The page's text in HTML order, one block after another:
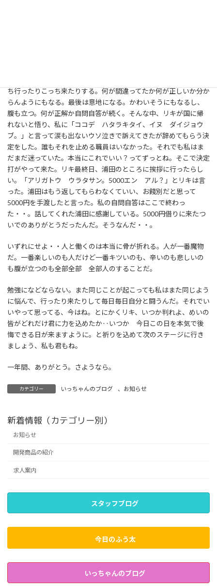
ち行ったりこっち来たりする。何が間違ってたか何が正しいか分か
らんようにもなる。最後は意地になる。かわいそうにもなるし、
腹も立つ。何が正解か自問自答が続く。そんな中、リキが国に帰
れないと悟り、私に「ココデ ハタラキタイ、イヌ ダイジョウ
ブ。」と言って涙も出ないウソ泣きで訴えてきたが辞めてもらう決
定をした。誰もそれを止める職員はいなかった。それでも私はま
だまだ迷っていた。本当にこれでいい？ってずっとね。そこで決定
打がやって来た。リキ最終日、浦田のところに挨拶に行ったらし
い。「アリガトウ ウラタサン。5000エン アル？」とリキは言
った。浦田はもう返してもらわなくていい、お餞別だと思って
5000円を手渡したと言った。私の自問自答はここで終わっ
た・・。話してくれた浦田に感謝している。5000円借りに来たつ
いでのありがとうだったんだ。そうなんだ・・。
いずれにせよ・・人と働くのは本当に骨が折れる。人が一番魔物
だ。一番楽しいのも人だけど一番キツいのも、辛いのも悲しいの
も腹が立つのも全部全部 全部人のすることだ。
勉強になどならない。また同じことが起こっても私はまた同じよう
に悩んで、行ったり来たりして毎日毎日自分と闘うんだ。それでい
いやって思ってる、今はね。とにかくリキ、いつか判れよ、めいの
皆がどれだけ君に力を込めたか‥いつか 今日この日を本気で後
悔できる日が来ますように。と祈りを込めて次のステージに行き
ましょう、私も君もね。
一年間、ありがとう。さようなら。
カテゴリー いっちゃんのブログ 、 お知らせ
新着情報（カテゴリー別）
お知らせ
開発商品の紹介
求人案内
スタッフブログ
今日のふう太
いっちゃんのブログ